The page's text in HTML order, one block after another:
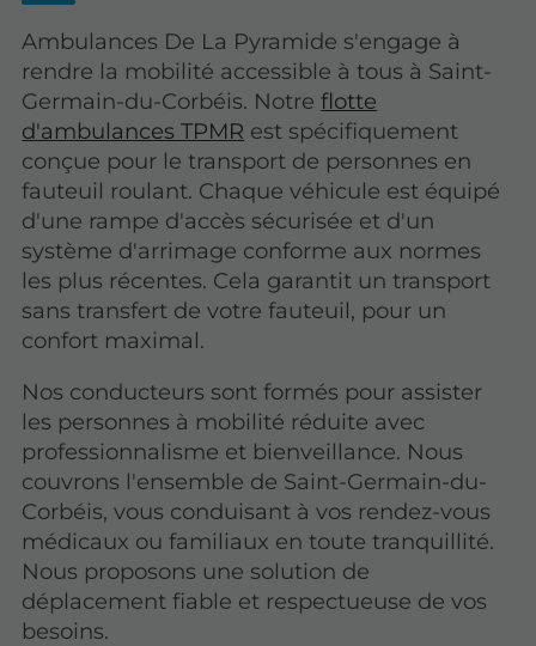
Ambulances De La Pyramide s'engage à
rendre la mobilité accessible à tous à Saint-
Germain-du-Corbéis. Notreflotte
d'ambulances TPMR est spécifiquement
conçue pour le transport de personnes en
fauteuil roulant. Chaque véhicule est équipé
d'une rampe d'accès sécurisée et d'un
système d'arrimage conforme aux normes
les plus récentes. Cela garantit un transport
sans transfert de votre fauteuil, pour un
confort maximal.
Nos conducteurs sont formés pour assister
les personnes à mobilité réduite avec
professionnalisme et bienveillance. Nous
couvrons l'ensemble de Saint-Germain-du-
Corbéis, vous conduisant à vos rendez-vous
médicaux ou familiaux en toute tranquillité.
Nous proposons une solution de
déplacement fiable et respectueuse de vos
besoins.